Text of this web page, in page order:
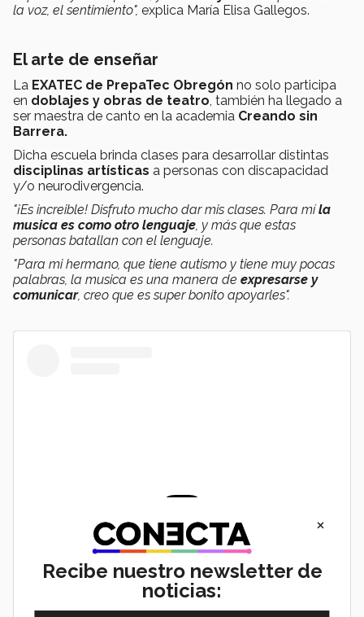
la voz, el sentimiento", explica María Elisa Gallegos.
El arte de enseñar
La EXATEC de PrepaTec Obregón no solo participa
en doblajes y obras de teatro, también ha llegado a
ser maestra de canto en la academia Creando sin
Barrera.
Dicha escuela brinda clases para desarrollar distintas
disciplinas artísticas a personas con discapacidad
y/o neurodivergencia.
"¡Es increible! Disfruto mucho dar mis clases. Para míla
musica es como otro lenguaje, y más que estas
personas batallan con el lenguaje.
"Para mi hermano, que tiene autismo y tiene muy pocas
palabras, la musica es una manera de expresarse y
comunicar, creo que es super bonito apoyarles".
×
Recibe nuestro newsletter de
noticias: